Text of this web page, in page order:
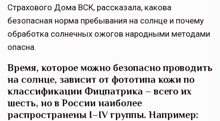
Страхового Дома ВСК, рассказала, какова
безопасная норма пребывания на солнце и почему
обработка солнечных ожогов народными методами
опасна.
Время, которое можно безопасно проводить
на солнце, зависит от фототипа кожи по
классификации Фицпатрика – всего их
шесть, но в России наиболее
распространены I–IV группы. Например: